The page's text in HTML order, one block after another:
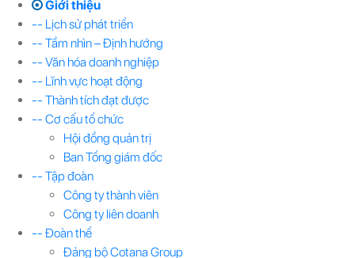
Giới thiệu
-- Lịch sử phát triển
-- Tầm nhìn – Định hướng
-- Văn hóa doanh nghiệp
-- Lĩnh vực hoạt động
-- Thành tích đạt được
-- Cơ cấu tổ chức
Hội đồng quản trị
Ban Tổng giám đốc
-- Tập đoàn
Công ty thành viên
Công ty liên doanh
-- Đoàn thể
Đảng bộ Cotana Group